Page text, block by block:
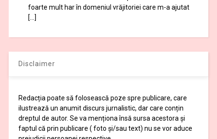
foarte mult har în domeniul vrăjitoriei care m-a ajutat
[…]
Disclaimer
Redacția poate să folosească poze spre publicare, care
ilustrează un anumit discurs jurnalistic, dar care conțin
dreptul de autor. Se va menționa însă sursa acestora și
faptul că prin publicare ( foto și/sau text) nu se vor aduce